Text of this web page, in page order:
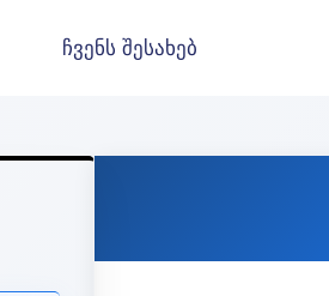
ჩვენს შესახებ